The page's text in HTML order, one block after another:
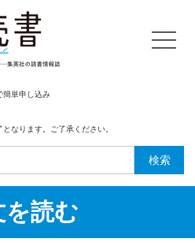
簡単申し込み
なります。ご了承ください。
検索
を読む